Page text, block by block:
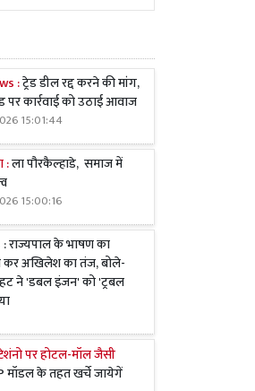
:ट्रेड डील रद्द करने की मांग,
पर कार्रवाई को उठाई आवाज
15:01:44
:ला पौरकैल्हाडे, समाज में
15:00:16
राज्यपाल के भाषण का
कर अखिलेश का तंज, बोले-
ने 'डबल इंजन' को 'ट्रबल
पर होटल-मॉल जैसी
मॉडल के तहत खर्चे जायेगें